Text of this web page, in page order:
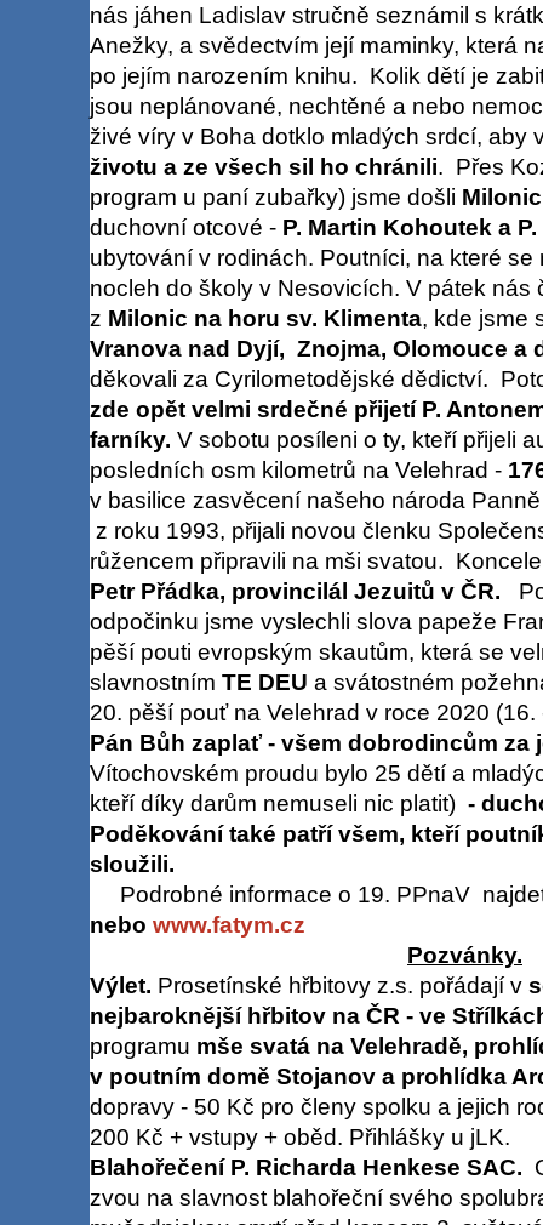
nás jáhen Ladislav stručně seznámil s
Anežky, a svědectvím její maminky, která
po jejím narozením knihu. Kolik dětí je
jsou neplánované, nechtěné a nebo
živé víry v Boha dotklo mladých srdcí, aby
životu a ze všech sil ho chránili. Přes
program u paní zubařky) jsme došli Milonic
duchovní otcové - P. Martin Kohoutek a
ubytování v rodinách. Poutníci, na které se
nocleh do školy v Nesovicích. V pátek nás
z Milonic na horu sv. Klimenta, kde jsme
Vranova nad Dyjí, Znojma, Olomouce a
děkovali za Cyrilometodějské dědictví.
zde opět velmi srdečné přijetí P.
farníky. V sobotu posíleni o ty, kteří přijeli
posledních osm kilometrů na Velehrad -
v basilice zasvěcení našeho národa
z roku 1993, přijali novou členku
růžencem připravili na mši svatou.
Petr Přádka, provincilál Jezuitů v ČR.
odpočinku jsme vyslechli slova papeže
pěší pouti evropským skautům, která se
slavnostním TE DEU a svátostném
20. pěší pouť na Velehrad v roce 2020 (16.
Pán Bůh zaplať - všem dobrodincům za
Vítochovském proudu bylo 25 dětí a
kteří díky darům nemuseli nic platit) -
Poděkování také patří všem, kteří
sloužili.
Podrobné informace o 19. PPnaV
nebo www.fatym.cz
Pozvánky.
Výlet. Prosetínské hřbitovy z.s. pořádají v
nejbaroknější hřbitov na ČR - ve
programu mše svatá na Velehradě,
v poutním domě Stojanov a prohlídka
dopravy - 50 Kč pro členy spolku a jejich
200 Kč + vstupy + oběd. Přihlášky u jLK.
Blahořečení P. Richarda Henkese SAC.
zvou na slavnost blahořeční svého